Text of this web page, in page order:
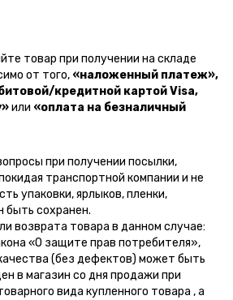
товар при получении на складе
от того, «наложенный платеж»,
кредитной картой Visa,
или «оплата на безналичный
при получении посылки,
транспортной компании и не
упаковки, ярлыков, пленки,
быть сохранен.
возврата товара в данном случае:
«О защите прав потребителя»,
(без дефектов) может быть
в магазин со дня продажи при
вида купленного товара , а